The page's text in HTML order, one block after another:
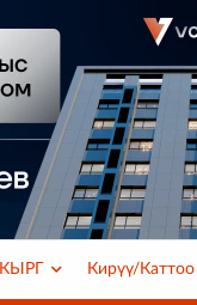
КЫРГ Кирүү/Каттоо